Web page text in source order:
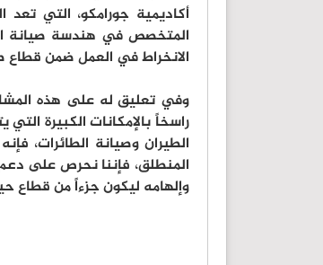
أكاديمية جورامكو، التي تعد
المتخصص في هندسة صيانة
الانخراط في العمل ضمن قطاع
وفي تعليق له على هذه
راسخاً بالإمكانات الكبيرة
الطيران وصيانة الطائرات،
المنطلق، فإننا نحرص على
وإلهامه ليكون جزءاً من قطاع